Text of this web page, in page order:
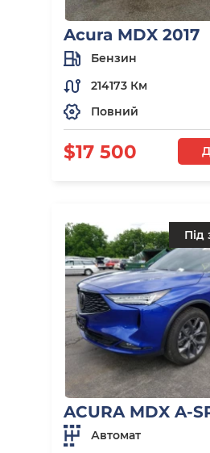
Acura MDX 2017
Бензин
214173 Км
Повний
$17 500
Під
ACURA MDX A-
Автомат